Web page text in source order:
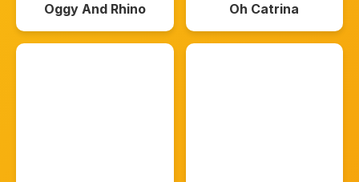
Oggy And Rhino Oh Catrina